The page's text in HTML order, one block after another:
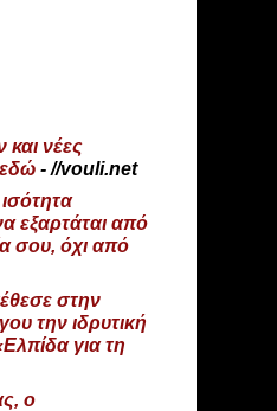
νέες
- //vouli.net
εξαρτάται από
σου, όχι από
στην
την ιδρυτική
για τη
ο